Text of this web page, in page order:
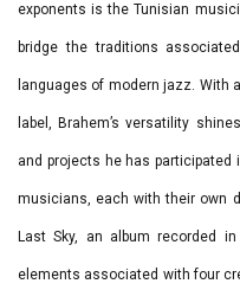
exponents is the Tunisian
bridge the traditions
languages of modern jazz. With
label, Brahem’s versatility
and projects he has participated
musicians, each with their own
Last Sky, an album recorded
elements associated with four